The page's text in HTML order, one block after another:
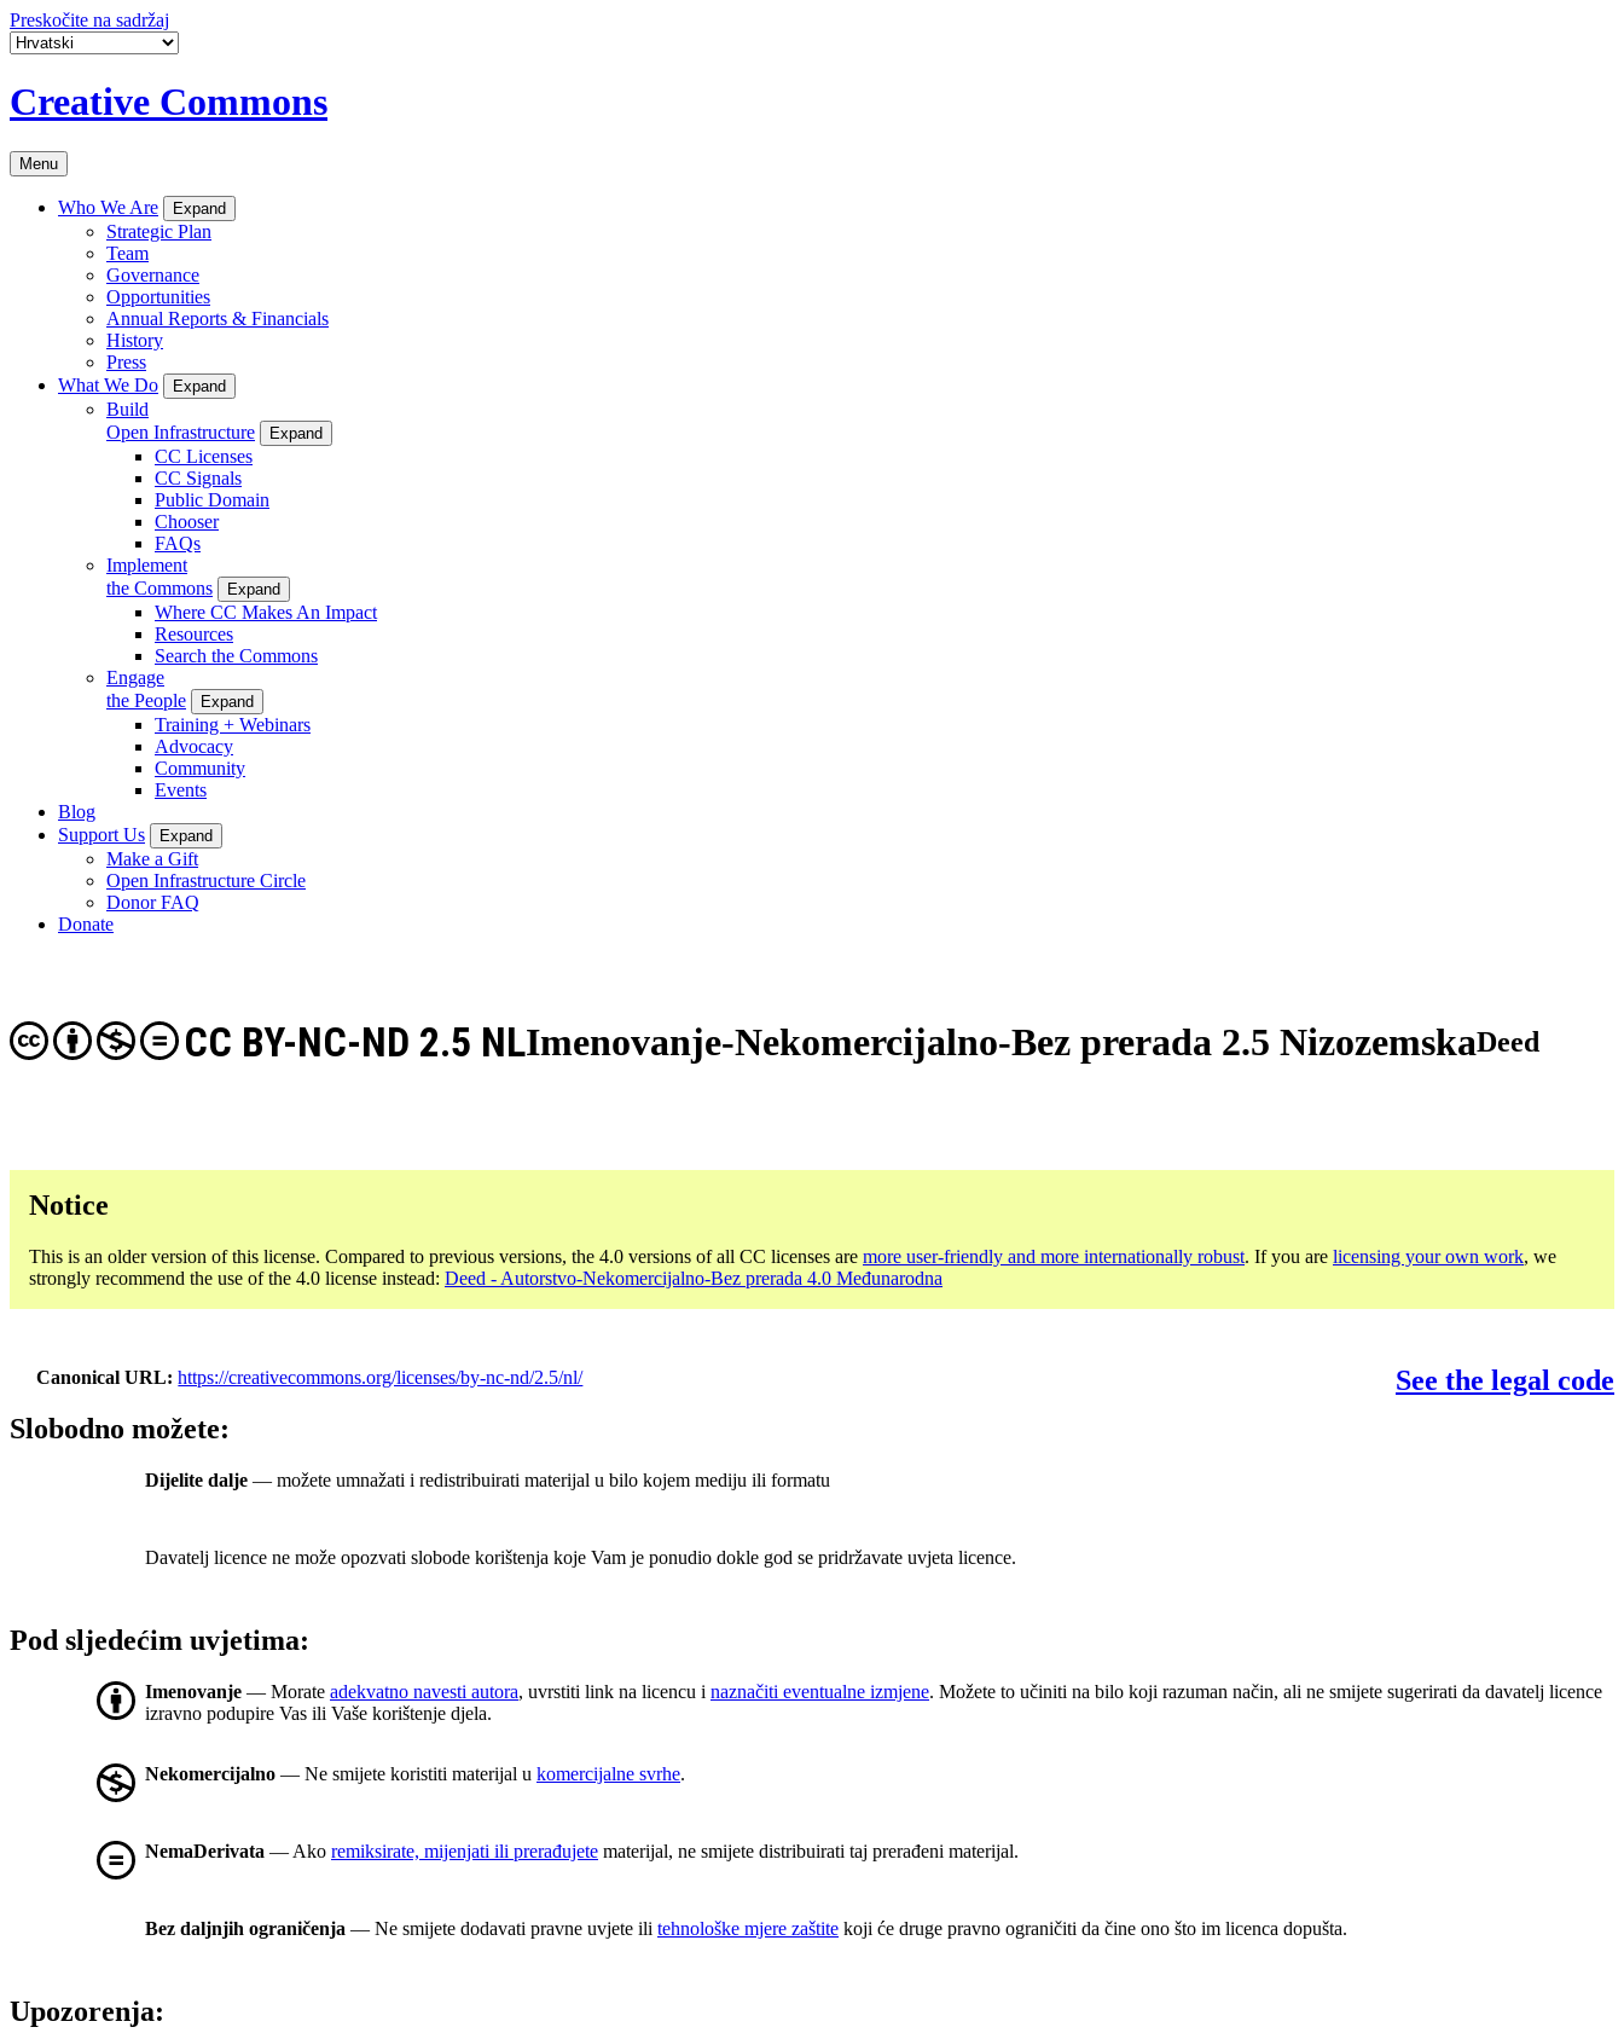
Preskočite na sadržaj
Creative Commons
Menu
Who We Are Expand
Strategic Plan
Team
Governance
Opportunities
Annual Reports & Financials
History
Press
What We Do
Expand
Build
Open Infrastructure
Expand
CC Licenses
CC Signals
Public Domain
Chooser
FAQs
Implement
the Commons
Expand
Where CC Makes An Impact
Resources
Search the Commons
Engage
the People
Expand
Training + Webinars
Advocacy
Community
Events
Blog
Support Us
Expand
Make a Gift
Open Infrastructure Circle
Donor FAQ
Donate
Imenovanje-Nekomercijalno-Bez prerada 2.5 Nizozemska
CC BY-NC-ND 2.5 NL Deed
Notice
This is an older version of this license. Compared to previous versions, the 4.0 versions of all CC licenses are more user-friendly and more internationally robust. If you are licensing your own work, we
strongly recommend the use of the 4.0 license instead: Deed - Autorstvo-Nekomercijalno-Bez prerada 4.0 Međunarodna
Canonical URL https://creativecommons.org/licenses/by-nc-nd/2.5/nl/
See the legal code
Slobodno možete:
Dijelite dalje — možete umnažati i redistribuirati materijal u bilo kojem mediju ili formatu
Davatelj licence ne može opozvati slobode korištenja koje Vam je ponudio dokle god se pridržavate uvjeta licence.
Pod sljedećim uvjetima:
Imenovanje — Morate adekvatno navesti autora, uvrstiti link na licencu i naznačiti eventualne izmjene. Možete to učiniti na bilo koji razuman način, ali ne smijete sugerirati da davatelj licence
izravno podupire Vas ili Vaše korištenje djela.
Nekomercijalno — Ne smijete koristiti materijal u komercijalne svrhe.
NemaDerivata — Ako remiksirate, mijenjati ili prerađujete materijal, ne smijete distribuirati taj prerađeni materijal.
Bez daljnjih ograničenja — Ne smijete dodavati pravne uvjete ili tehnološke mjere zaštite koji će druge pravno ograničiti da čine ono što im licenca dopušta.
Upozorenja: